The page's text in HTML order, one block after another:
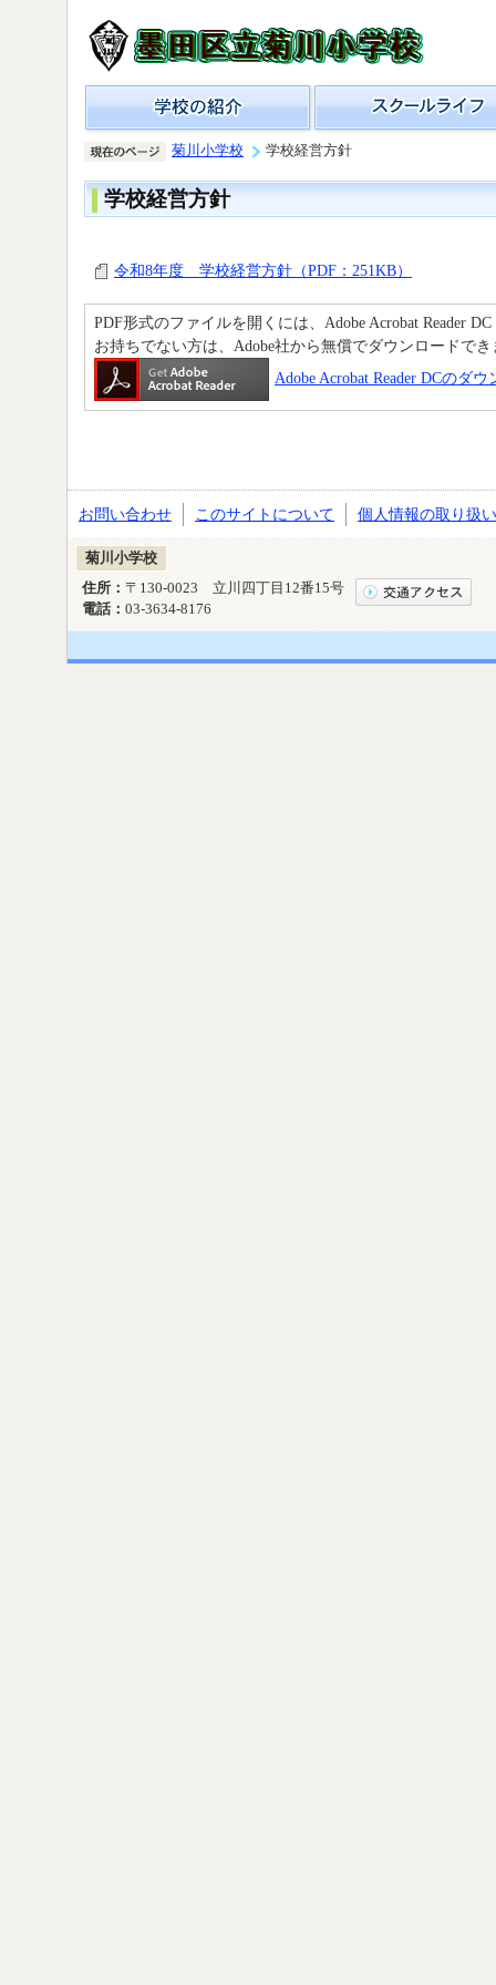
菊川小学校 学校経営方針
学校経営方針
令和8年度 学校経営方針（PDF：251KB）
PDF形式のファイルを開くには、Adobe Acrobat Reader
お持ちでない方は、Adobe社から無償でダウンロードでき
Adobe Acrobat Reader DCのダ
お問い合わせ このサイトについて 個人情報の取り扱い
菊川小学校
住所： 〒130-0023 立川四丁目12番15号
電話： 03-3634-8176